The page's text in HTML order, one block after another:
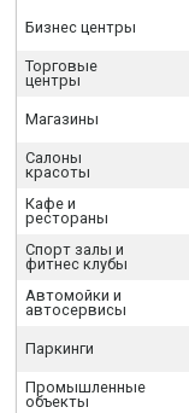
Бизнес центры
Торговые
центры
Магазины
Салоны
красоты
Кафе и
рестораны
Спорт залы и
фитнес клубы
Автомойки и
автосервисы
Паркинги
Промышленные
объекты